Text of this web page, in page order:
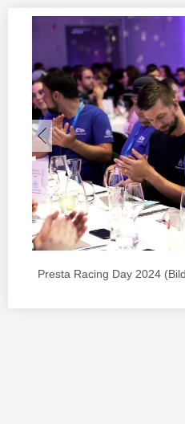
Presta Racing Day 2024